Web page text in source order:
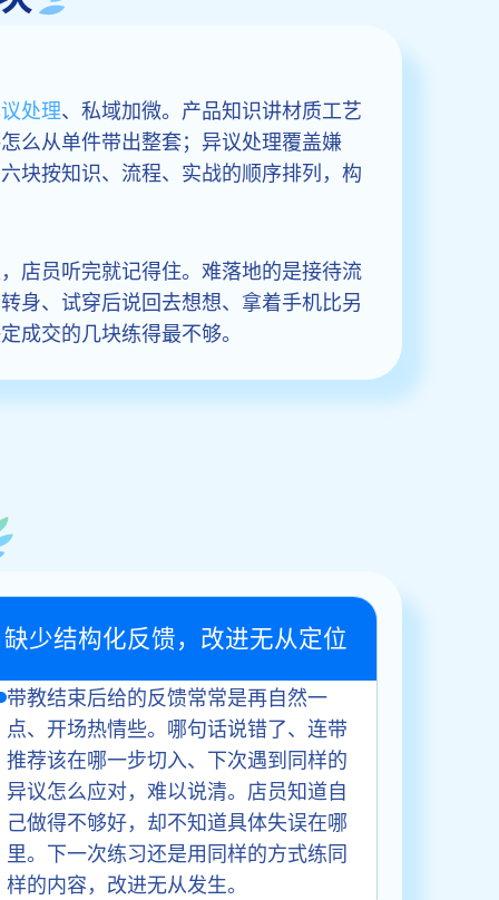
处理、私域加微。产品知识讲材质工艺
么从单件带出整套；异议处理覆盖嫌
块按知识、流程、实战的顺序排列，构
店员听完就记得住。难落地的是接待流
身、试穿后说回去想想、拿着手机比另
成交的几块练得最不够。
缺少结构化反馈，改进无从定位
带教结束后给的反馈常常是再自然一
点、开场热情些。哪句话说错了、连带
推荐该在哪一步切入、下次遇到同样的
异议怎么应对，难以说清。店员知道自
己做得不够好，却不知道具体失误在哪
里。下一次练习还是用同样的方式练同
样的内容，改进无从发生。